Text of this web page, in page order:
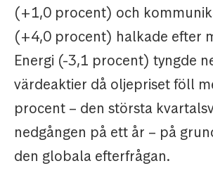
(+1,0 procent) och
(+4,0 procent) halkade efter
Energi (-3,1 procent) tyngde
värdeaktier då oljepriset föll
procent – den största
nedgången på ett år – på
den globala efterfrågan.